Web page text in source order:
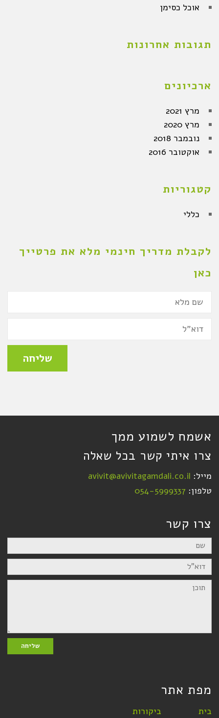
אוכל כסימן
תגובות אחרונות
ארכיונים
מרץ 2021
מרץ 2020
נובמבר 2018
אוקטובר 2016
קטגוריות
כללי
לקבלת מדריך חינמי מלא את פרטייך
כאן
מלא
אלקטרוני
שליחה
אשמח לשמוע ממך
צרו איתי קשר בכל שאלה
מייל: avivit@avivitagamdali.co.il
טלפון: 054-5999337
צרו קשר
שם
דוא"ל
תוכן
שליחה
מפת אתר
בית ביקורות